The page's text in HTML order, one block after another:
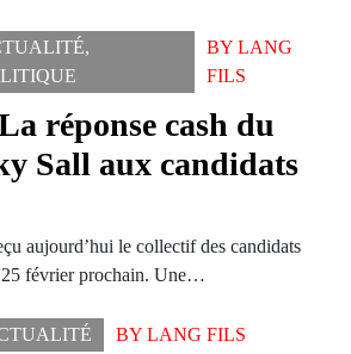
,
BYLANG
FILS
réponse cash du
Sall aux candidats
aujourd’hui le collectif des candidats
25 février prochain. Une…
BYLANG FILS